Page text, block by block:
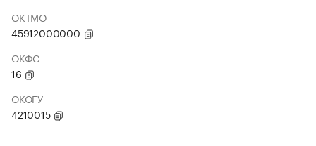
ОКТМО
45912000000
ОКФС
16
ОКОГУ
4210015